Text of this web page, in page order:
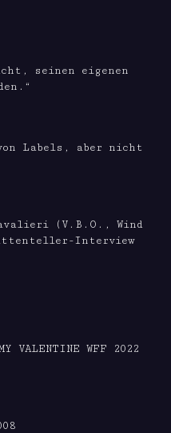
seinen eigenen
Labels, aber nicht
(V.B.O., Wind
Interview
VALENTINE WFF 2022